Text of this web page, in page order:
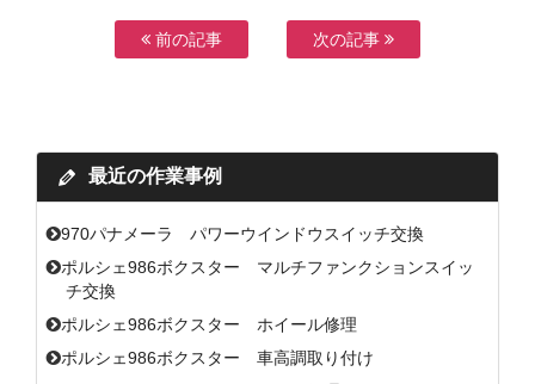
前の記事 次の記事
最近の作業事例
970パナメーラ パワーウインドウスイッチ交換
ポルシェ986ボクスター マルチファンクションスイッ
チ交換
ポルシェ986ボクスター ホイール修理
ポルシェ986ボクスター 車高調取り付け